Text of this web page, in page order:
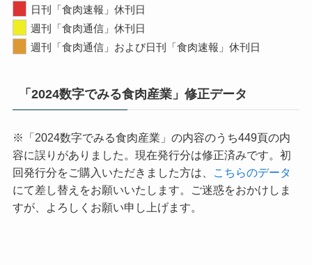
日刊「食肉速報」休刊日
週刊「食肉通信」休刊日
週刊「食肉通信」および日刊「食肉速報」休刊日
「2024数字でみる食肉産業」修正データ
※「2024数字でみる食肉産業」の内容のうち449頁の内
容に誤りがありました。現在発行分は修正済みです。初
回発行分をご購入いただきました方は、
こちらのデータ
にて差し替えをお願いいたします。ご迷惑をおかけしま
すが、よろしくお願い申し上げます。